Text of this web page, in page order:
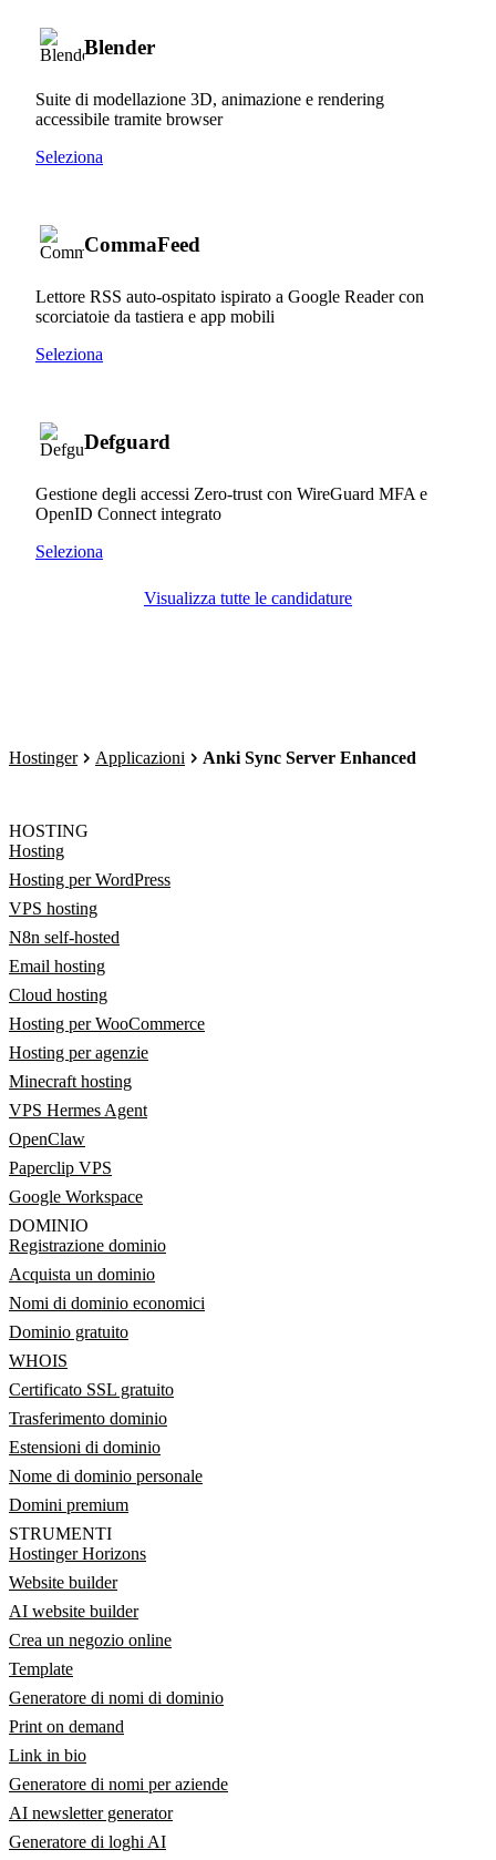
Blender
Suite di modellazione 3D, animazione e rendering
accessibile tramite browser
Seleziona
CommaFeed
Lettore RSS auto-ospitato ispirato a Google Reader con
scorciatoie da tastiera e app mobili
Seleziona
Defguard
Gestione degli accessi Zero-trust con WireGuard MFA e
OpenID Connect integrato
Seleziona
Visualizza tutte le candidature
Hostinger Applicazioni Anki Sync Server Enhanced
HOSTING
Hosting
Hosting per WordPress
VPS hosting
N8n self-hosted
Email hosting
Cloud hosting
Hosting per WooCommerce
Hosting per agenzie
Minecraft hosting
VPS Hermes Agent
OpenClaw
Paperclip VPS
Google Workspace
DOMINIO
Registrazione dominio
Acquista un dominio
Nomi di dominio economici
Dominio gratuito
WHOIS
Certificato SSL gratuito
Trasferimento dominio
Estensioni di dominio
Nome di dominio personale
Domini premium
STRUMENTI
Hostinger Horizons
Website builder
AI website builder
Crea un negozio online
Template
Generatore di nomi di dominio
Print on demand
Link in bio
Generatore di nomi per aziende
AI newsletter generator
Generatore di loghi AI